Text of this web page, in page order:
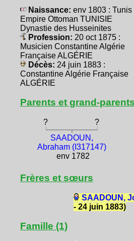
Naissance: env 1803 : Tunis
Empire Ottoman TUNISIE
Dynastie des Husseinites
Profession: 20 oct 1875 :
Musicien Constantine Algérie
Française ALGÉRIE
Décès: 24 juin 1883 :
Constantine Algérie Française
ALGÉRIE
Parents et grand-parents
? ?
SAADOUN,
Abraham (I317147)
env 1782
Frères et sœurs
SAADOUN,
- 24 juin 1883)
Famille (1)